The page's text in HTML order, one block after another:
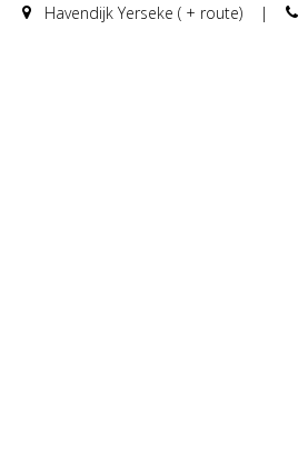
Havendijk Yerseke ( + route) |